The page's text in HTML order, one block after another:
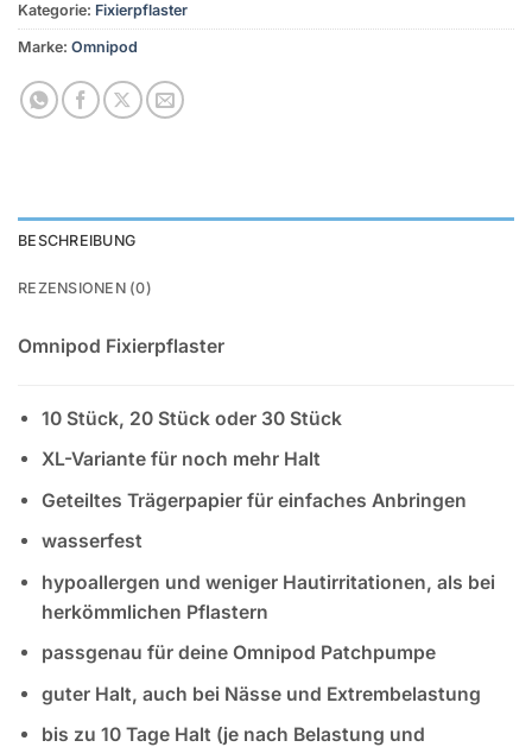
Kategorie: Fixierpflaster
Marke: Omnipod
BESCHREIBUNG
REZENSIONEN (0)
Omnipod Fixierpflaster
10 Stück, 20 Stück oder 30 Stück
XL-Variante für noch mehr Halt
Geteiltes Trägerpapier für einfaches Anbringen
wasserfest
hypoallergen und weniger Hautirritationen, als bei
herkömmlichen Pflastern
passgenau für deine Omnipod Patchpumpe
guter Halt, auch bei Nässe und Extrembelastung
bis zu 10 Tage Halt (je nach Belastung und